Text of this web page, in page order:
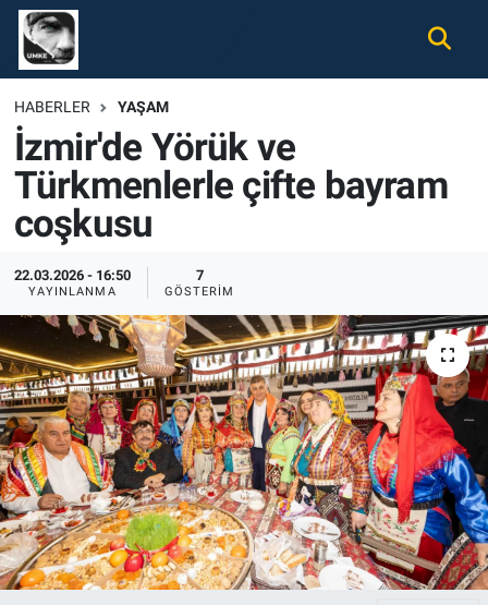
HABERLER YAŞAM
İzmir'de Yörük ve
Türkmenlerle çifte bayram
coşkusu
22.03.2026 - 16:50
YAYINLANMA
7
GÖSTERIM
Gündem
Ekonomi
Spor
Magazin
Tüm Haberler
İletişim
Künye
Nöbetçi Eczaneler
Hava Durumu
Namaz Vakitleri
Trafik Durumu
Süper Lig Puan Durumu ve Fikstür
Tüm Manşetler
Son Dakika Haberleri
Haber Arşivi